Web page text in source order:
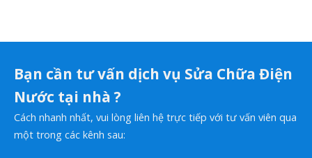
Bạn cần tư vấn dịch vụ Sửa Chữa Điện
Nước tại nhà ?
Cách nhanh nhất, vui lòng liên hệ trực tiếp với tư vấn viên qua
một trong các kênh sau: